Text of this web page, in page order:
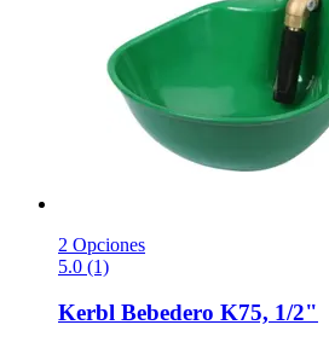
2 Opciones
5.0 (1)
Kerbl Bebedero K75, 1/2"